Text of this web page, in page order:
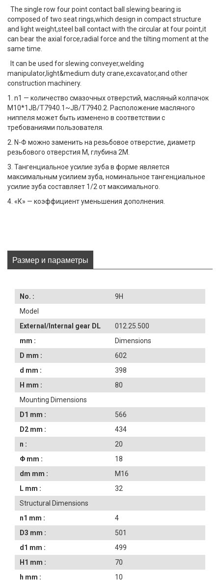
The single row four point contact ball slewing bearing is
composed of two seat rings,which design in compact structure
and light weight,steel ball contact with the circular at four point,it
can bear the axial force,radial force and the tilting moment at the
same time.
It can be used for slewing conveyer,welding
manipulator,light&medium duty crane,excavator,and other
construction machinery.
1. n1 — количество смазочных отверстий, масляный колпачок
M10*1JB/T7940.1~JB/T7940.2. Расположение масляного
ниппеля может быть изменено в соответствии с
требованиями пользователя.
2. N-Φ можно заменить на резьбовое отверстие, диаметр
резьбового отверстия M, глубина 2M.
3. Тангенциальное усилие зуба в форме является
максимальным усилием зуба, номинальное тангенциальное
усилие зуба составляет 1/2 от максимального.
4. «К» — коэффициент уменьшения дополнения.
Размер и параметры
No. :
9H
Model
External/Internal gear DL
mm :
012.25.500
Dimensions
D mm :
602
d mm :
398
H mm :
80
Mounting Dimensions
D1 mm :
566
D2 mm :
434
n :
20
Φ mm :
18
dm mm :
M16
L mm :
32
Structural Dimensions
n1 mm :
4
D3 mm :
501
d1 mm :
499
H1 mm :
70
h mm :
10